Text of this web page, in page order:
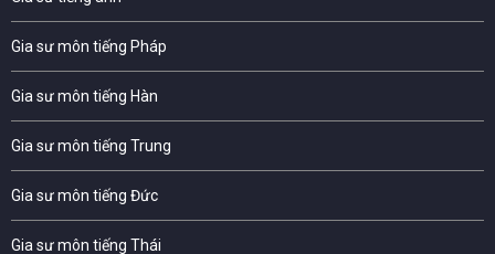
Gia sư môn tiếng Pháp
Gia sư môn tiếng Hàn
Gia sư môn tiếng Trung
Gia sư môn tiếng Đức
Gia sư môn tiếng Thái